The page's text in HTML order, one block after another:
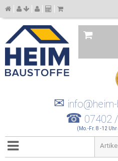
✉
☎ 07402
(Mo.-Fr. 8 -12 Uhr